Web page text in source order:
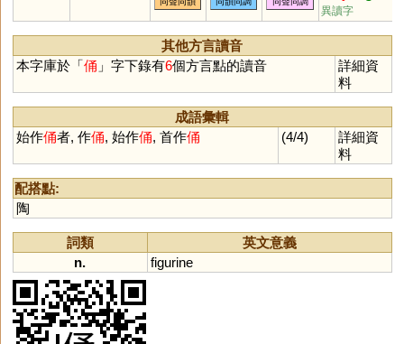
異讀字
其他方言讀音
本字庫於「俑 」字下錄有6個方言點的讀音
詳細資
料
成語彙輯
始作俑者, 作俑, 始作俑, 首作俑 (4/4)
詳細資
料
配搭點:
陶
詞類
英文意義
n.
figurine